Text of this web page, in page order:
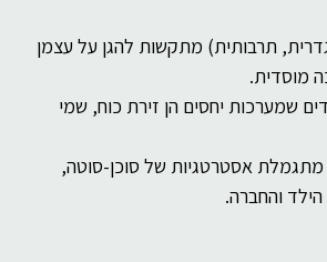
תרבותית) מתקשות להגן על עצמן
מוסדית.
שמערכות יחסים הן זירת כוח, שמי
אסטרטגיות של סוכן-סוטה,
והחברה.